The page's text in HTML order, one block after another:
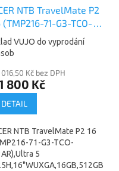
NTB TravelMate P2
(TMP216-71-G3-TCO-
5
VUJO do vyprodání
016,50 Kč bez DPH
800 Kč
DETAIL
NTB TravelMate P2 16
71-G3-TCO-
5